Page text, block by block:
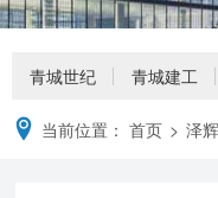
企业文化
青城世纪 青城建工
当前位置： 首页 > 泽